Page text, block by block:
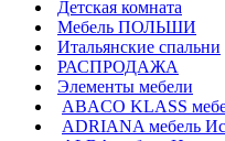
Детская комната
Мебель ПОЛЬШИ
Итальянские спальни
РАСПРОДАЖА
Элементы мебели
ABACO KLASS
ADRIANA мебель